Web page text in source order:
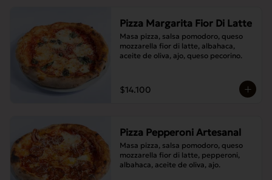
Pizza Margarita Fior Di Latte
Masa pizza, salsa pomodoro, queso
mozzarella fior di latte, albahaca,
aceite de oliva, ajo, queso pecorino.
$14.100
Pizza Pepperoni Artesanal
Masa pizza, salsa pomodoro, queso
mozzarella fior di latte, pepperoni,
albahaca, aceite de oliva, ajo.